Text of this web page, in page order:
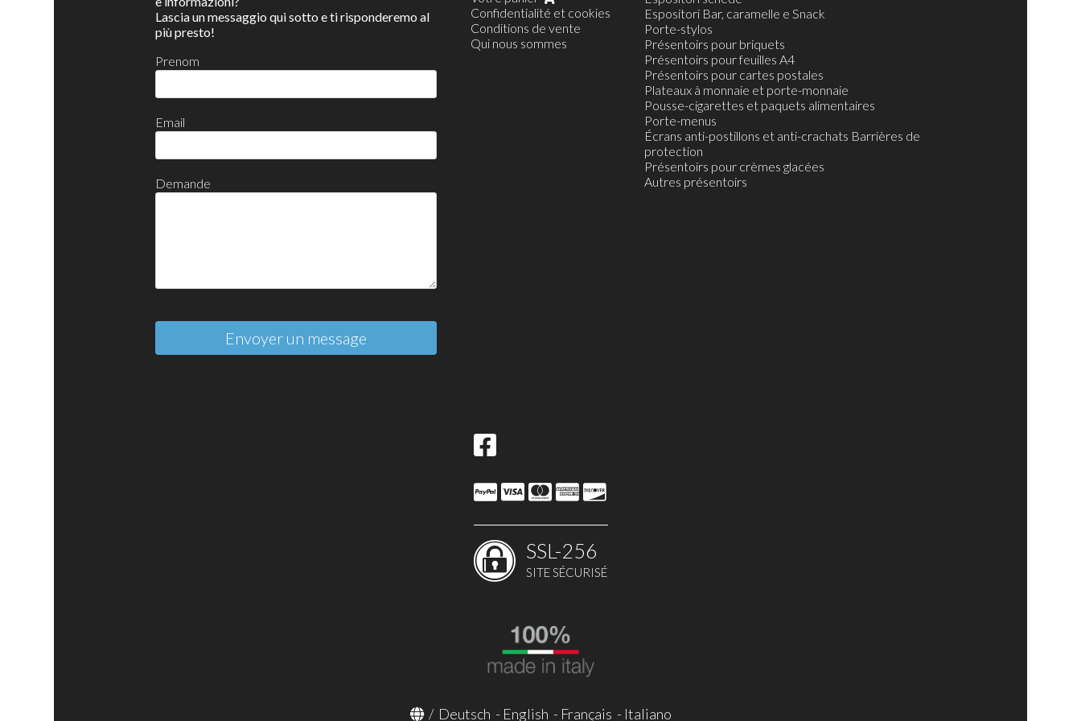
Lascia un messaggio qui sotto e ti risponderemo al
più presto!
Prenom
Email
Demande
Envoyer un message
Confidentialité et cookies
Conditions de vente
Qui nous sommes
Présentoirs muraux
Station de cartes à gratter
Espositori Bar, caramelle e Snack
Porte-stylos
Présentoirs pour briquets
Présentoirs pour feuilles A4
Présentoirs pour cartes postales
Plateaux à monnaie et porte-monnaie
Pousse-cigarettes et paquets alimentaires
Porte-menus
Écrans anti-postillons et anti-crachats Barrières de
protection
Présentoirs pour crèmes glacées
Autres présentoirs
SSL-256
SITE SÉCURISÉ
/ Deutsch - English - Français - Italiano